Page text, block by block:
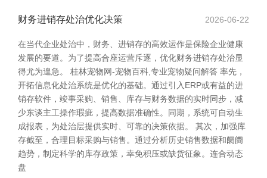
财务进销存处治优化决策 2026-06-22
在当代企业处治中，财务、进销存的高效运作是保险企业健康
发展的要道。为了提高合座运营斥逐，优化财务进销存处治显
得尤为遑急。 桂林宠物网-宠物百科,专业宠物疑问解答 率先，
开拓信息化处治系统是优化的基础。通过引入ERP或有益的进
销存软件，竣事采购、销售、库存与财务数据的实时同步，减
少东谈主工操作瑕疵，提高数据准确性。同期，系统可自动生
成报表，为处治层提供实时、可靠的决策依据。 其次，加强库
存截至，合理目标采购与销售。通过分析历史销售数据和阛阓
趋势，制定科学的库存政策，幸免积压或缺货征象。连合动态
盘